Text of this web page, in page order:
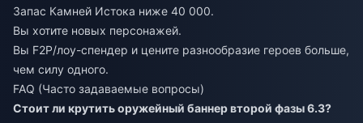
Запас Камней Истока ниже 40 000.
Вы хотите новых персонажей.
Вы F2P/лоу-спендер и цените разнообразие героев больше,
чем силу одного.
FAQ (Часто задаваемые вопросы)
Стоит ли крутить оружейный баннер второй фазы 6.3?